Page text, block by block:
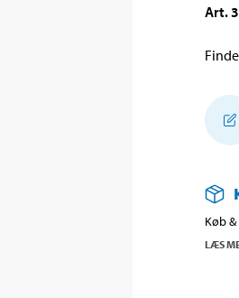
Art.
Køb
LÆS